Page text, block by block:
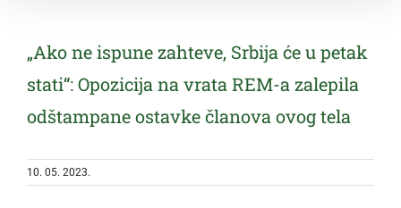
„Ako ne ispune zahteve, Srbija će u petak
stati“: Opozicija na vrata REM-a zalepila
odštampane ostavke članova ovog tela
10. 05. 2023.